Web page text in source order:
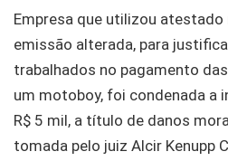
Empresa que utilizou
emissão alterada, para
trabalhados no pagamento
um motoboy, foi condenada a
R$ 5 mil, a título de danos
tomada pelo juiz Alcir Kenupp